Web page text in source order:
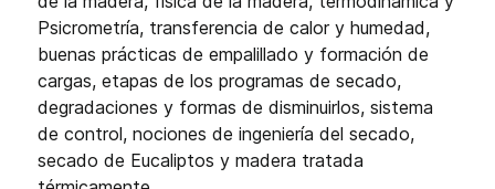
Psicrometría, transferencia de calor y humedad,
buenas prácticas de empalillado y formación de
cargas, etapas de los programas de secado,
degradaciones y formas de disminuirlos, sistema
de control, nociones de ingeniería del secado,
secado de Eucaliptos y madera tratada